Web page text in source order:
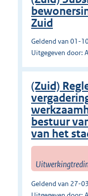
Zuid
Geldend van 01-
Uitgegeven door:
(Zuid)
bestuur
van het
Geldend van 27-